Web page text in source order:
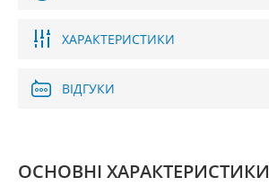
ХАРАКТЕРИСТИКИ
ВІДГУКИ
ОСНОВНІ ХАРАКТЕРИСТИКИ